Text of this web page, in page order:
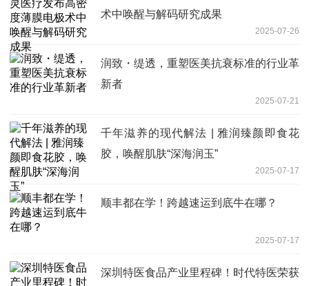
术中唤醒与解码研究成果
2025-07-26
润致・缇透，重塑医美抗衰标准的行业革
新者
2025-07-21
千年滋养的现代解法 | 雅润臻颜即食花
胶，唤醒肌肤“深海润玉”
2025-07-17
顺丰都在学！跨越速运到底牛在哪？
2025-07-17
深圳特医食品产业里程碑！时代特医荣获